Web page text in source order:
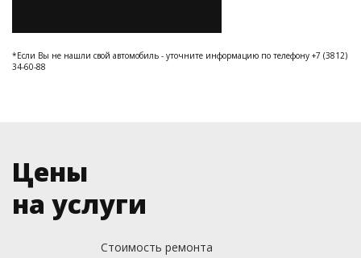
*Если Вы не нашли свой автомобиль - уточните информацию по телефону +7 (3812)
34-60-88
Цены
на услуги
Стоимость ремонта